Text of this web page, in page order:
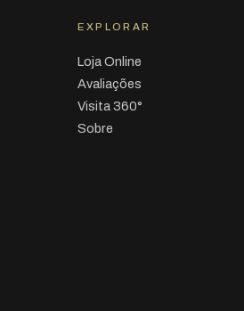
EXPLORAR
Loja Online
Avaliações
Visita 360°
Sobre